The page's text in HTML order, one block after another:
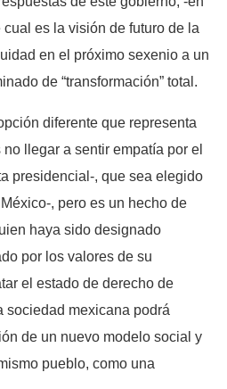
es la visión de futuro de la
en el próximo sexenio a un
de “transformación” total.
diferente que representa
llegar a sentir empatía por el
presidencial-, que sea elegido
, pero es un hecho de
haya sido designado
por los valores de su
el estado de derecho de
sociedad mexicana podrá
de un nuevo modelo social y
pueblo, como una